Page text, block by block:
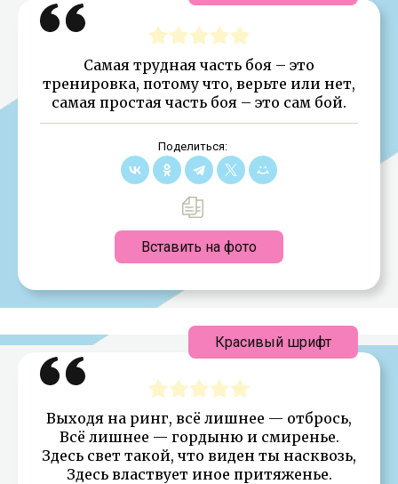
Самая трудная часть боя – это
тренировка, потому что, верьте или нет,
самая простая часть боя – это сам бой.
Поделиться:
Вставить на фото
Выходя на ринг, всё лишнее — отбрось,
Всё лишнее — гордыню и смиренье.
Здесь свет такой, что виден ты насквозь,
Здесь властвует иное притяженье.
Красивый шрифт